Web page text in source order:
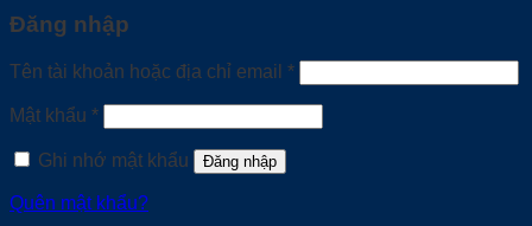
Đăng nhập
Tên tài khoản hoặc địa chỉ email *Bắt
buộc
Mật khẩu *Bắt
buộc
Ghi nhớ mật khẩu
Đăng nhập
Quên mật khẩu?